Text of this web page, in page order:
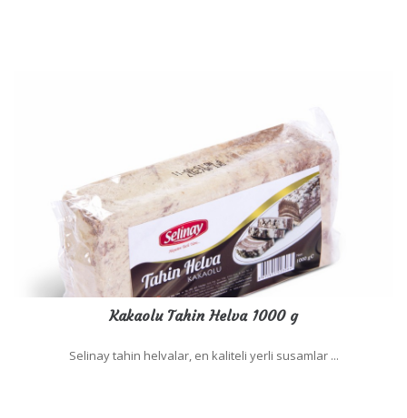
Kakaolu Tahin Helva 1000 g
Selinay tahin helvalar, en kaliteli yerli susamlar ...